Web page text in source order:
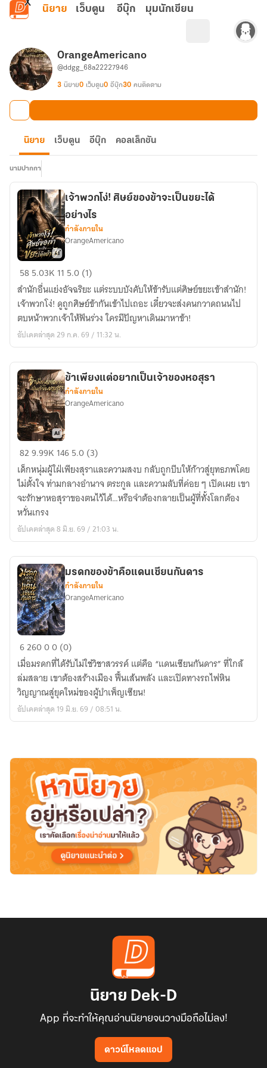
ข้ามไปยังเนื้อหาหลัก
นิยาย เว็บตูน อีบุ๊ก มุมนักเขียน
OrangeAmericano
@ddgg_68a22227946
3 นิยาย0 เว็บตูน0 อีบุ๊ก30 คนติดตาม
นิยาย เว็บตูน อีบุ๊ก คอลเล็กชัน
นามปากกา
เจ้า
พวก
โง่!
ศิษย์
ของ
ข้า
เป็น
ขยะ
ได้
อย่างไร
เจ้าพวกโง่! ศิษย์ของข้าจะเป็นขยะได้
อย่างไร
กำลังภายใน
OrangeAmericano
585.03K 11 5.0 (1)
สำนักอื่นแย่งอัจฉริยะ แต่ระบบบังคับให้ข้ารับแต่ศิษย์ขยะเข้าสำนัก!
เจ้าพวกโง่! ดูถูกศิษย์ข้ากันเข้าไปเถอะ เดี๋ยวจะส่งคนกวาดถนนไป
ตบหน้าพวกเจ้าให้ฟันร่วง ใครมีปัญหาเดินมาหาข้า!
อัปเดตล่าสุด 29 ก.ค. 69 / 11:32 น.
ข้า
เพียง
แต่
อยาก
เป็น
เจ้าของ
หอ
ข้าเพียงแต่อยากเป็นเจ้าของหอสุรา
กำลังภายใน
OrangeAmericano
829.99K 1465.0 (3)
เด็กหนุ่มผู้ใฝ่เพียงสุราและความสงบ กลับถูกบีบให้ก้าวสู่ยุทธภพโดย
ไม่ตั้งใจ ท่ามกลางอำนาจ ตระกูล และความลับที่ค่อย ๆ เปิดเผย เขา
จะรักษาหอสุราของตนไว้ได้…หรือจำต้องกลายเป็นผู้ที่ทั้งโลกต้อง
หวั่นเกรง
อัปเดตล่าสุด 8 มิ.ย. 69 / 21:03 น.
มรดก
ของ
ข้า
คือ
แดน
เซียน
มรดกของข้าคือแดนเซียนกันดาร
กำลังภายใน
OrangeAmericano
626000 (0)
เมื่อมรดกที่ได้รับไม่ใช่วิชาสวรรค์ แต่คือ “แดนเซียนกันดาร” ที่ใกล้
ล่มสลาย เขาต้องสร้างเมือง ฟื้นเส้นพลัง และเปิดทางรถไฟหิน
วิญญาณสู่ยุคใหม่ของผู้บำเพ็ญเซียน!
อัปเดตล่าสุด 19 มิ.ย. 69 / 08:51 น.
นิยาย Dek-D
App ที่จะทำให้คุณอ่านนิยายจนวางมือถือไม่ลง!
ดาวน์โหลดแอป